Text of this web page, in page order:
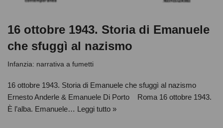
16 ottobre 1943. Storia di Emanuele
che sfuggì al nazismo
Infanzia: narrativa a fumetti
16 ottobre 1943. Storia di Emanuele che sfuggì al nazismo
Ernesto Anderle & Emanuele Di Porto Roma 16 ottobre 1943.
È l’alba. Emanuele… Leggi tutto »